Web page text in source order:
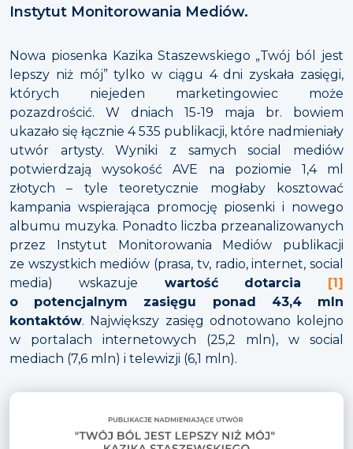
Instytut Monitorowania Mediów.
Nowa piosenka Kazika Staszewskiego „Twój ból jest
lepszy niż mój” tylko w ciągu 4 dni zyskała zasięgi,
których niejeden marketingowiec może
pozazdrościć. W dniach 15-19 maja br. bowiem
ukazało się łącznie 4 535 publikacji, które nadmieniały
utwór artysty. Wyniki z samych social mediów
potwierdzają wysokość AVE na poziomie 1,4 ml
złotych – tyle teoretycznie mogłaby kosztować
kampania wspierająca promocję piosenki i nowego
albumu muzyka. Ponadto liczba przeanalizowanych
przez Instytut Monitorowania Mediów publikacji
ze wszystkich mediów (prasa, tv, radio, internet, social
media) wskazuje wartość dotarcia [1]
o potencjalnym zasięgu ponad 43,4 mln
kontaktów. Największy zasięg odnotowano kolejno
w portalach internetowych (25,2 mln), w social
mediach (7,6 mln) i telewizji (6,1 mln).